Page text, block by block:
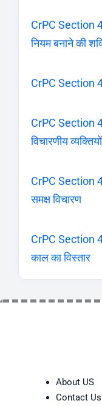
CrPC Section
नियम बनाने की
CrPC Section
CrPC Section
विचारणीय
CrPC Section
समक्ष विचारण
CrPC Section
काल का विस्तार
About US
Contact Us